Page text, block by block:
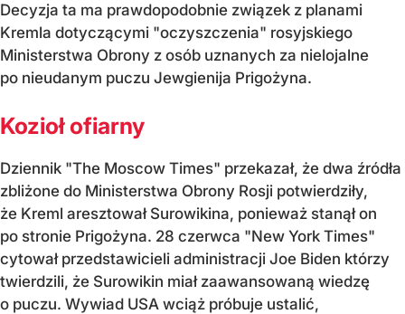
Decyzja ta ma prawdopodobnie związek z planami
Kremla dotyczącymi "oczyszczenia" rosyjskiego
Ministerstwa Obrony z osób uznanych za nielojalne
po nieudanym puczu Jewgienija Prigożyna.
Kozioł ofiarny
Dziennik "The Moscow Times" przekazał, że dwa źródła
zbliżone do Ministerstwa Obrony Rosji potwierdziły,
że Kreml aresztował Surowikina, ponieważ stanął on
po stronie Prigożyna. 28 czerwca "New York Times"
cytował przedstawicieli administracji Joe Biden którzy
twierdzili, że Surowikin miał zaawansowaną wiedzę
o puczu. Wywiad USA wciąż próbuje ustalić,